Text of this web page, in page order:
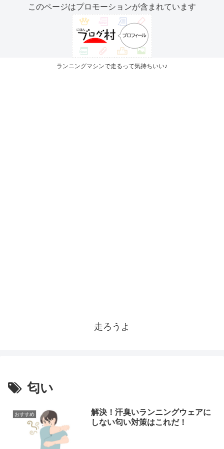
このページはプロモーションが含まれています
ランニングマシンで走るって気持ちいい♪
走ろうよ
匂い
おすすめ
解決！汗臭いランニングウェアに
しない匂い対策はこれだ！